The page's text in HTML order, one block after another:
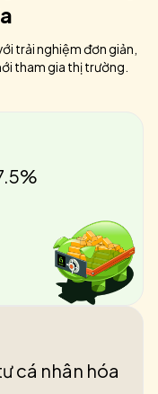
trải nghiệm đơn giản,
tham gia thị trường.
cá nhân hóa